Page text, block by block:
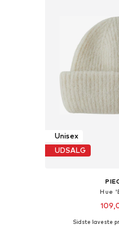
Unisex
UDSALG
Hue
Tilgængelige
Sidste laveste